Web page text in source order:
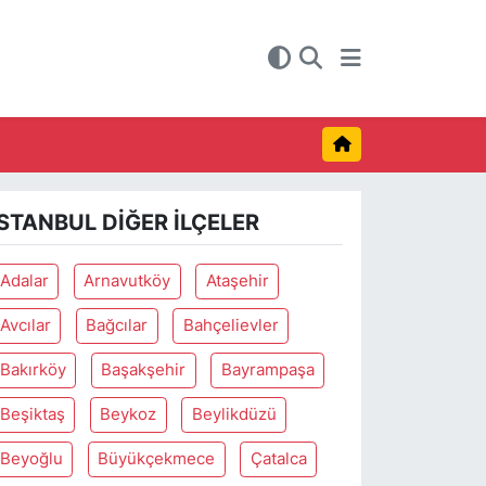
DIĞER İLÇELER
Adalar Arnavutköy Ataşehir
Avcılar Bağcılar Bahçelievler
Bakırköy Başakşehir Bayrampaşa
Beşiktaş Beykoz Beylikdüzü
Beyoğlu Büyükçekmece Çatalca